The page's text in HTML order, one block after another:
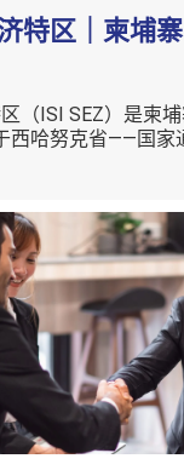
（ISI SEZ）是柬
西哈努克省——国家
特区｜柬埔寨